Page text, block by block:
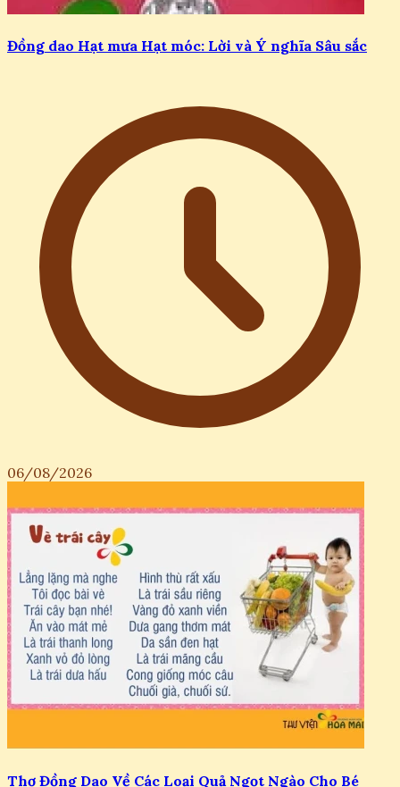
Đồng dao Hạt mưa Hạt móc: Lời và Ý nghĩa Sâu sắc
06/08/2026
Thơ Đồng Dao Về Các Loại Quả Ngọt Ngào Cho Bé